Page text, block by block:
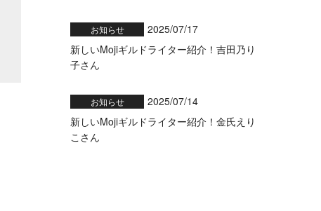
お知らせ
2025/07/17
新しいMojiギルドライター紹介！吉田乃り
子さん
お知らせ
2025/07/14
新しいMojiギルドライター紹介！金氏えり
こさん